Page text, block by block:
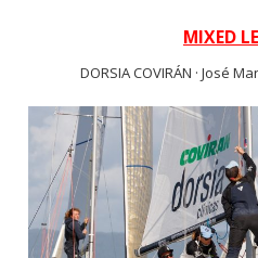
MIXED
DORSIA COVIRÁN · José